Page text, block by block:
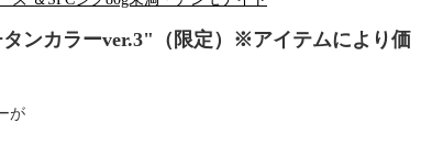
ンカラーver.3"（限定）※アイテムにより価
が